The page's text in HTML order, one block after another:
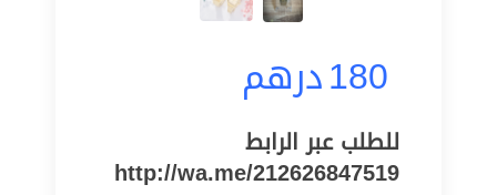
180درهم
للطلب عبر الرابط
http://wa.me/212626847519